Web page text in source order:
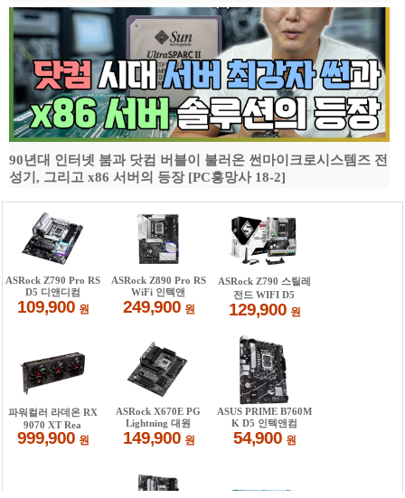
90년대 인터넷 붐과 닷컴 버블이 불러온 썬마이크로시스템즈 전
성기, 그리고 x86 서버의 등장 [PC흥망사 18-2]